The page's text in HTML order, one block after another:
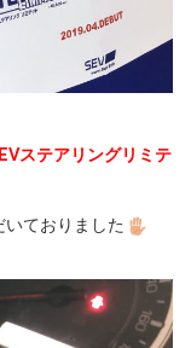
ステアリングリミテ
ておりました